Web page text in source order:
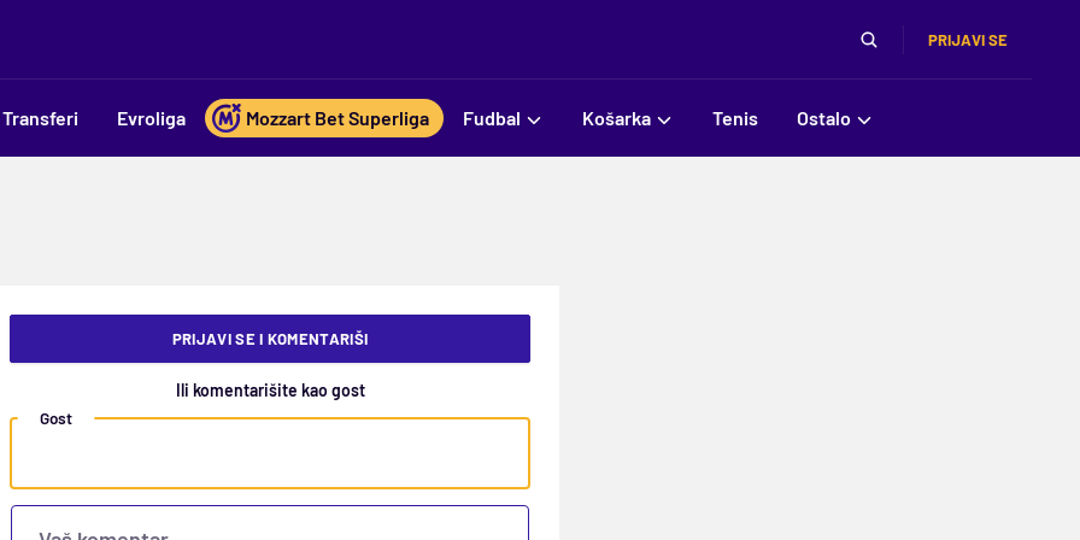
PRIJAVI SE
Transferi Evroliga Mozzart Bet Superliga Fudbal Košarka Tenis Ostalo
PRIJAVI SE I KOMENTARIŠI
Ili komentarišite kao gost
Gost